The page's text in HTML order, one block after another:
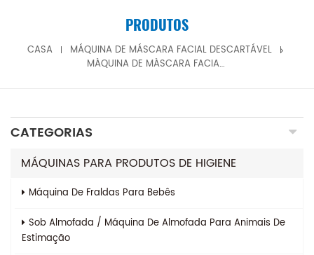
PRODUTOS
CASA
MÁQUINA DE MÁSCARA FACIAL DESCARTÁVEL
MÁQUINA DE MÁSCARA FACIAL DESCARTÁVEL SEMIAUTOMÁTICA DE VENDA QUENTE
CATEGORIAS
MÁQUINAS PARA PRODUTOS DE HIGIENE
Máquina De Fraldas Para Bebês
Sob Almofada / Máquina De Almofada Para Animais De
Estimação